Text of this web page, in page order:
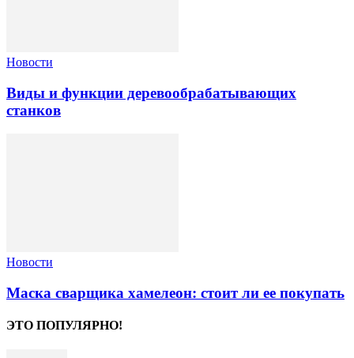
Новости
Виды и функции деревообрабатывающих
станков
Новости
Маска сварщика хамелеон: стоит ли ее покупать
ЭТО ПОПУЛЯРНО!